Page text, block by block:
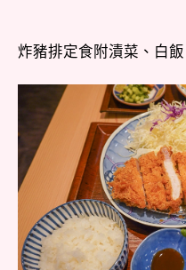
炸豬排定食附漬菜、白